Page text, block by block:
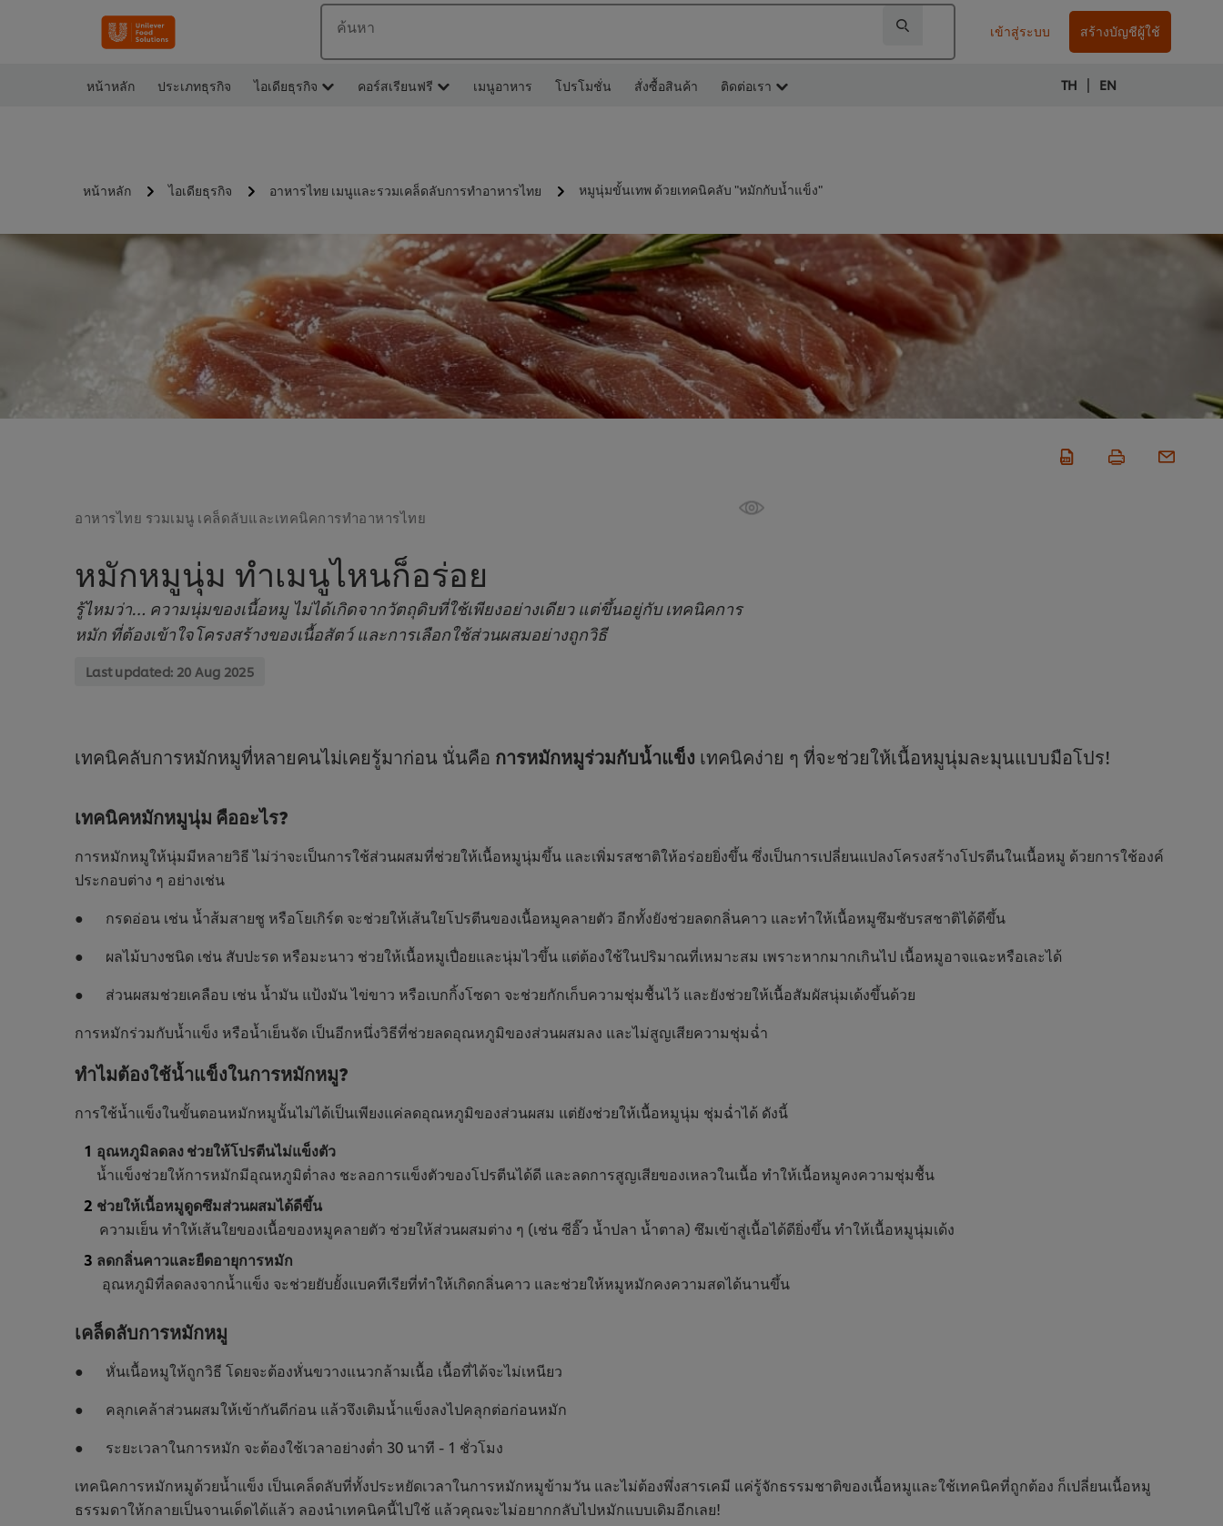
ค้นหา เข้าสู่ระบบ สร้างบัญชีผู้ใช้
หน้าหลัก ประเภทธุรกิจ ไอเดียธุรกิจ คอร์สเรียนฟรี เมนูอาหาร โปรโมชั่น สั่งซื้อสินค้า ติดต่อเรา TH | EN
หน้าหลัก ไอเดียธุรกิจ อาหารไทย เมนูและรวมเคล็ดลับการทำอาหารไทย หมูนุ่มขั้นเทพ ด้วยเทคนิคลับ "หมักกับน้ำแข็ง"
อาหารไทย รวมเมนู เคล็ดลับและเทคนิคการทำอาหารไทย
หมักหมูนุ่ม ทำเมนูไหนก็อร่อย
รู้ไหมว่า… ความนุ่มของเนื้อหมู ไม่ได้เกิดจากวัตถุดิบที่ใช้เพียงอย่างเดียว แต่ขึ้นอยู่กับ เทคนิคการ
หมัก ที่ต้องเข้าใจโครงสร้างของเนื้อสัตว์ และการเลือกใช้ส่วนผสมอย่างถูกวิธี
Last updated: 20 Aug 2025
เทคนิคลับการหมักหมูที่หลายคนไม่เคยรู้มาก่อน นั่นคือ การหมักหมูร่วมกับน้ำแข็ง เทคนิคง่าย ๆ ที่จะช่วยให้เนื้อหมูนุ่มละมุนแบบมือโปร!
เทคนิคหมักหมูนุ่ม คืออะไร?
การหมักหมูให้นุ่มมีหลายวิธี ไม่ว่าจะเป็นการใช้ส่วนผสมที่ช่วยให้เนื้อหมูนุ่มขึ้น และเพิ่มรสชาติให้อร่อยยิ่งขึ้น ซึ่งเป็นการเปลี่ยนแปลงโครงสร้างโปรตีนในเนื้อหมู ด้วยการใช้องค์
ประกอบต่าง ๆ อย่างเช่น
● กรดอ่อน เช่น น้ำส้มสายชู หรือโยเกิร์ต จะช่วยให้เส้นใยโปรตีนของเนื้อหมูคลายตัว อีกทั้งยังช่วยลดกลิ่นคาว และทำให้เนื้อหมูซึมซับรสชาติได้ดีขึ้น
● ผลไม้บางชนิด เช่น สับปะรด หรือมะนาว ช่วยให้เนื้อหมูเปื่อยและนุ่มไวขึ้น แต่ต้องใช้ในปริมาณที่เหมาะสม เพราะหากมากเกินไป เนื้อหมูอาจแฉะหรือเละได้
● ส่วนผสมช่วยเคลือบ เช่น น้ำมัน แป้งมัน ไข่ขาว หรือเบกกิ้งโซดา จะช่วยกักเก็บความชุ่มชื้นไว้ และยังช่วยให้เนื้อสัมผัสนุ่มเด้งขึ้นด้วย
การหมักร่วมกับน้ำแข็ง หรือน้ำเย็นจัด เป็นอีกหนึ่งวิธีที่ช่วยลดอุณหภูมิของส่วนผสมลง และไม่สูญเสียความชุ่มฉ่ำ
ทำไมต้องใช้น้ำแข็งในการหมักหมู?
การใช้น้ำแข็งในขั้นตอนหมักหมูนั้นไม่ได้เป็นเพียงแค่ลดอุณหภูมิของส่วนผสม แต่ยังช่วยให้เนื้อหมูนุ่ม ชุ่มฉ่ำได้ ดังนี้
อุณหภูมิลดลง ช่วยให้โปรตีนไม่แข็งตัว
น้ำแข็งช่วยให้การหมักมีอุณหภูมิต่ำลง ชะลอการแข็งตัวของโปรตีนได้ดี และลดการสูญเสียของเหลวในเนื้อ ทำให้เนื้อหมูคงความชุ่มชื้น
ช่วยให้เนื้อหมูดูดซึมส่วนผสมได้ดีขึ้น
ความเย็น ทำให้เส้นใยของเนื้อของหมูคลายตัว ช่วยให้ส่วนผสมต่าง ๆ (เช่น ซีอิ๊ว น้ำปลา น้ำตาล) ซึมเข้าสู่เนื้อได้ดียิ่งขึ้น ทำให้เนื้อหมูนุ่มเด้ง
ลดกลิ่นคาวและยืดอายุการหมัก
อุณหภูมิที่ลดลงจากน้ำแข็ง จะช่วยยับยั้งแบคทีเรียที่ทำให้เกิดกลิ่นคาว และช่วยให้หมูหมักคงความสดได้นานขึ้น
เคล็ดลับการหมักหมู
● หั่นเนื้อหมูให้ถูกวิธี โดยจะต้องหั่นขวางแนวกล้ามเนื้อ เนื้อที่ได้จะไม่เหนียว
● คลุกเคล้าส่วนผสมให้เข้ากันดีก่อน แล้วจึงเติมน้ำแข็งลงไปคลุกต่อก่อนหมัก
● ระยะเวลาในการหมัก จะต้องใช้เวลาอย่างต่ำ 30 นาที - 1 ชั่วโมง
เทคนิคการหมักหมูด้วยน้ำแข็ง เป็นเคล็ดลับที่ทั้งประหยัดเวลาในการหมักหมูข้ามวัน และไม่ต้องพึ่งสารเคมี แค่รู้จักธรรมชาติของเนื้อหมูและใช้เทคนิคที่ถูกต้อง ก็เปลี่ยนเนื้อหมู
ธรรมดาให้กลายเป็นจานเด็ดได้แล้ว ลองนำเทคนิคนี้ไปใช้ แล้วคุณจะไม่อยากกลับไปหมักแบบเดิมอีกเลย!